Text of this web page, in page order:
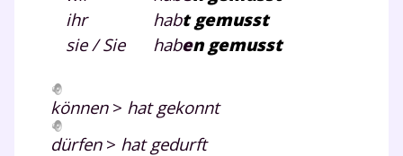
ihr
sie / Sie
habt gemusst
haben gemusst
können> hat gekonnt
dürfen> hat gedurft